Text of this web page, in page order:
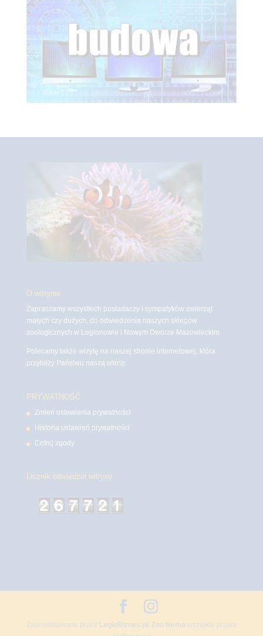
O witrynie
Zapraszamy wszystkich posiadaczy i sympatyków zwierząt
małych czy dużych, do odwiedzenia naszych sklepów
zoologicznych w Legionowie i Nowym Dworze Mazowieckim
Polecamy także wizytę na naszej stronie internetowej, która
przybliży Państwu naszą ofertę.
PRYWATNOŚĆ
Zmień ustawienia prywatności
Historia ustawień prywatności
Cofnij zgody
Licznik odwiedzin witryny
Zaprojektowane przez LegioBiznes.pl/ Zoo Nemowszelkie prawa